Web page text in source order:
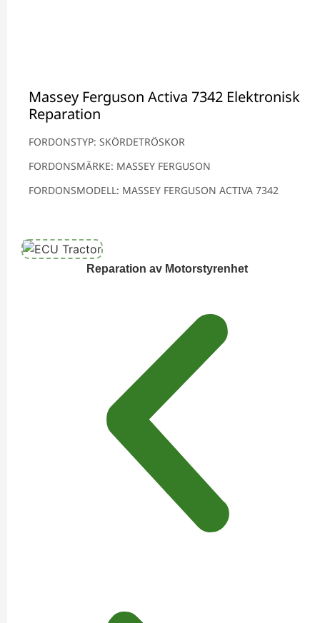
Massey Ferguson Activa 7342 Elektronisk
Reparation
FORDONSTYP: SKÖRDETRÖSKOR
FORDONSMÄRKE: MASSEY FERGUSON
FORDONSMODELL: MASSEY FERGUSON ACTIVA 7342
Reparation av Motorstyrenhet